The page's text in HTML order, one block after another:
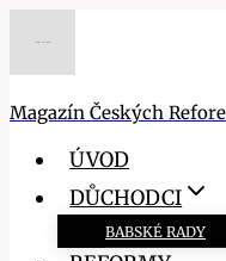
Magazín Českých
ÚVOD
DŮCHODCI
BABSKÉ RADY